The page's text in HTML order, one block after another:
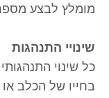
מומלץ לבצע
שינויי התנהגות
כל שינוי
בחייו של הכלב או